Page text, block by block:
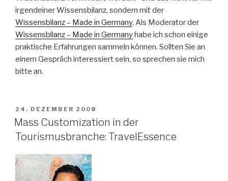
irgendeiner Wissensbilanz, sondern mit der
Wissensbilanz – Made in Germany. Als Moderator der
Wissensbilanz – Made in Germanyhabe ich schon einige
praktische Erfahrungen sammeln können. Sollten Sie an
einem Gespräch interessiert sein, so sprechen sie mich
bitte an.
VERÖFFENTLICHT
AM
24. DEZEMBER 2008
Mass Customization in der
Tourismusbranche: TravelEssence